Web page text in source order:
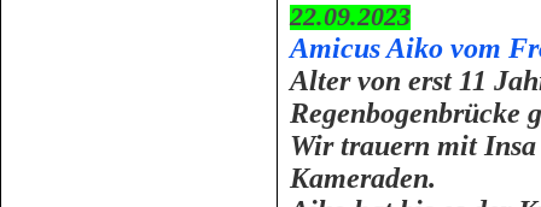
22.09.2023
Amicus Aiko vom
Alter von erst 11
Regenbogenbrücke
Wir trauern mit
Kameraden.